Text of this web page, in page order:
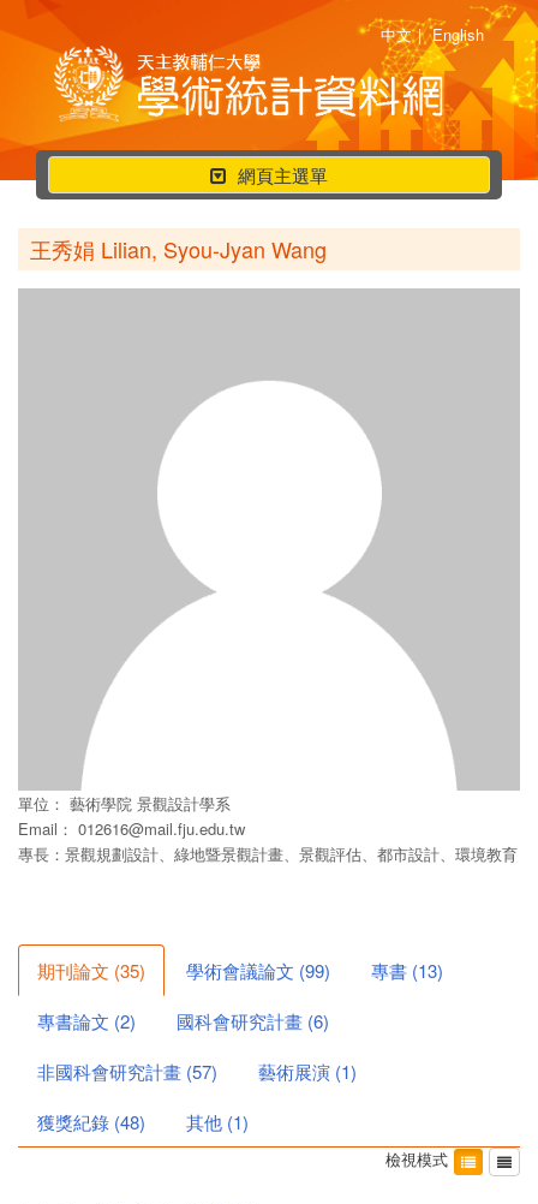
中文 | English
行
動
選
單
網頁主選單
王秀娟 Lilian, Syou-Jyan Wang
單位： 藝術學院 景觀設計學系
Email： 012616@mail.fju.edu.tw
專長：景觀規劃設計、綠地暨景觀計畫、景觀評估、都市設計、環境教育
期刊論文 (35) 學術會議論文 (99) 專書 (13)
專書論文 (2) 國科會研究計畫 (6)
非國科會研究計畫 (57) 藝術展演 (1)
獲獎紀錄 (48) 其他 (1)
檢視模式